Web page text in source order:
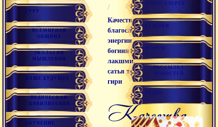
ГУРУ
ВСЕМИРНАЯ
ОБЩИНА
ЭКОЛОГИЯ
МЫШЛЕНИЯ
НАШЕ БУДУЩЕЕ
ВЕДИЧЕСКАЯ
ЦИВИЛИЗАЦИЯ
ОБУЧЕНИЕ
/
Качества и
благословения
энергии
богини
лакшми,
сатья теджаси
гири
качества
ФОТОГАЛЕРЕЯ
ССЫЛКИ
ФОРУМ
РАССЫЛКА
НОВОСТЕЙ
РАДИО